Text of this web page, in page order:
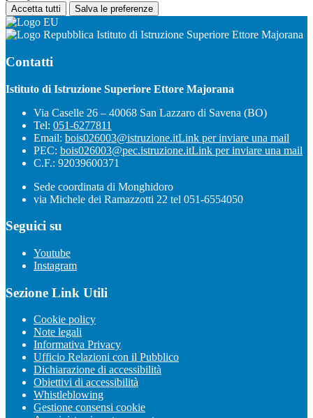
Accetta tutti Salva le preferenze
Istituto di Istruzione Superiore Ettore Majorana
Contatti
Istituto di Istruzione Superiore Ettore Majorana
Via Caselle 26 – 40068 San Lazzaro di Savena (BO)
Tel: 051-6277811
Email: bois026003@istruzione.itLink per inviare una mail
PEC: bois026003@pec.istruzione.itLink per inviare una mail
C.F.: 92039600371
Sede coordinata di Monghidoro
via Michele dei Ramazzotti 22 tel 051-6554050
Seguici su
Youtube
Instagram
Sezione Link Utili
Cookie policy
Note legali
Informativa Privacy
Ufficio Relazioni con il Pubblico
Dichiarazione di accessibilità
Obiettivi di accessibilità
Whistleblowing
Gestione consensi cookie